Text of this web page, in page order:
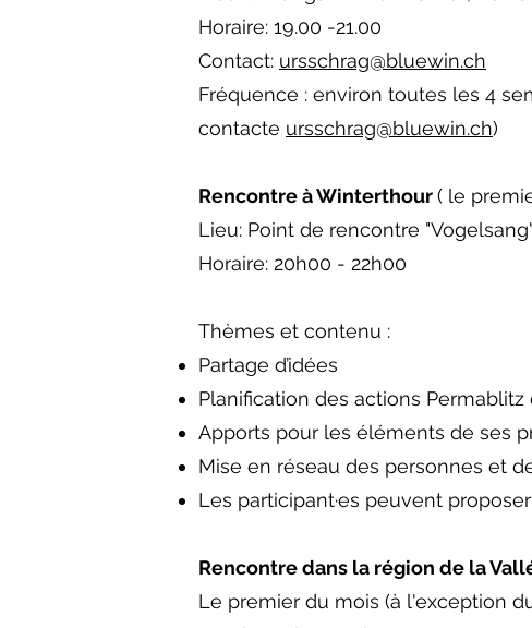
Horaire: 19.00 -21.00
Contact: ursschrag@bluewin.ch
Fréquence : environ toutes les 4
contacte ursschrag@bluewin.ch)
Rencontre à Winterthour( le
Lieu: Point de rencontre
Horaire: 20h00 - 22h00
Thèmes et contenu :
Partage d’idées
Planification des actions Permablitz
Apports pour les éléments de ses
Mise en réseau des personnes et
Les participant·es peuvent
Rencontre dans la région de la
Le premier du mois (à l'exception du